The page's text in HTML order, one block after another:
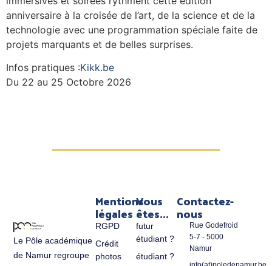
anniversaire à la croisée de l’art, de la science et de la
technologie avec une programmation spéciale faite de
projets marquants et de belles surprises.
Infos pratiques :Kikk.be
Du 22 au 25 Octobre 2026
Le Pôle académique
de Namur regroupe
Vous
êtes...
futur
étudiant ?
étudiant ?
Mentions
légales
RGPD
Crédit
photos
Contactez-
nous
Rue Godefroid
5-7 - 5000
Namur